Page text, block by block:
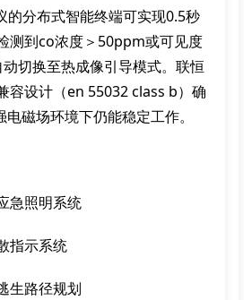
分布式智能终端可实现0.5秒
测到co浓度＞50ppm或可见度
切换至热成像引导模式。联恒
容设计（en 55032 class b）确
磁场环境下仍能稳定工作。
急照明系统
指示系统
生路径规划